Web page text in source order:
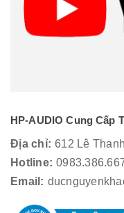
HP-AUDIO Cung Cấp
Địa chỉ: 612 Lê
Hotline:
Email: